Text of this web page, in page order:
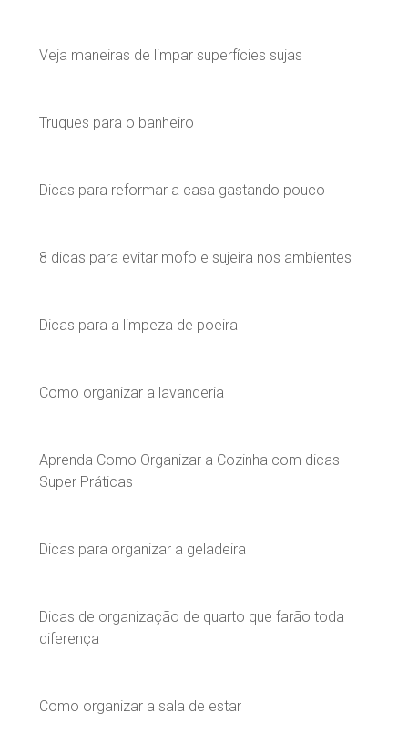
Veja maneiras de limpar superfícies sujas
Truques para o banheiro
Dicas para reformar a casa gastando pouco
8 dicas para evitar mofo e sujeira nos ambientes
Dicas para a limpeza de poeira
Como organizar a lavanderia
Aprenda Como Organizar a Cozinha com dicas
Super Práticas
Dicas para organizar a geladeira
Dicas de organização de quarto que farão toda
diferença
Como organizar a sala de estar